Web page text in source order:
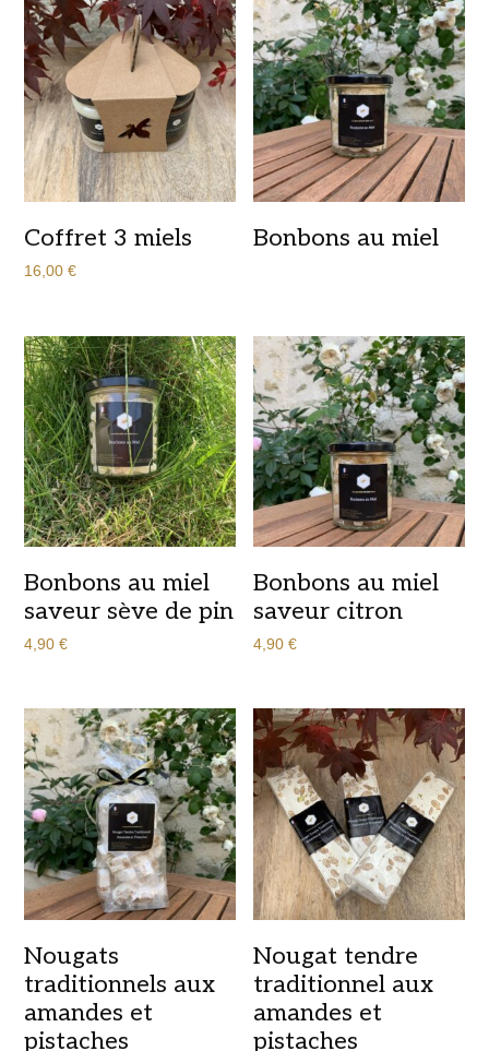
à
17,00 €
Coffret 3 miels
16,00€
Bonbons au miel
Bonbons au miel
saveur sève de pin
4,90€
Bonbons au miel
saveur citron
4,90€
Nougats
traditionnels aux
amandes et
pistaches
Nougat tendre
traditionnel aux
amandes et
pistaches